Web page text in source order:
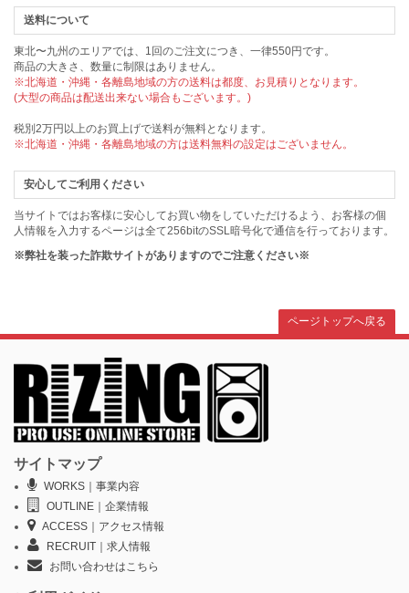
送料について
東北〜九州のエリアでは、1回のご注文につき、一律550円です。
商品の大きさ、数量に制限はありません。
※北海道・沖縄・各離島地域の方の送料は都度、お見積りとなります。
(大型の商品は配送出来ない場合もございます。)
税別2万円以上のお買上げで送料が無料となります。
※北海道・沖縄・各離島地域の方は送料無料の設定はございません。
安心してご利用ください
当サイトではお客様に安心してお買い物をしていただけるよう、お客様の個
人情報を入力するページは全て256bitのSSL暗号化で通信を行っております。
※弊社を装った詐欺サイトがありますのでご注意ください※
ページトップへ戻る
サイトマップ
WORKS｜事業内容
OUTLINE｜企業情報
ACCESS｜アクセス情報
RECRUIT｜求人情報
お問い合わせはこちら